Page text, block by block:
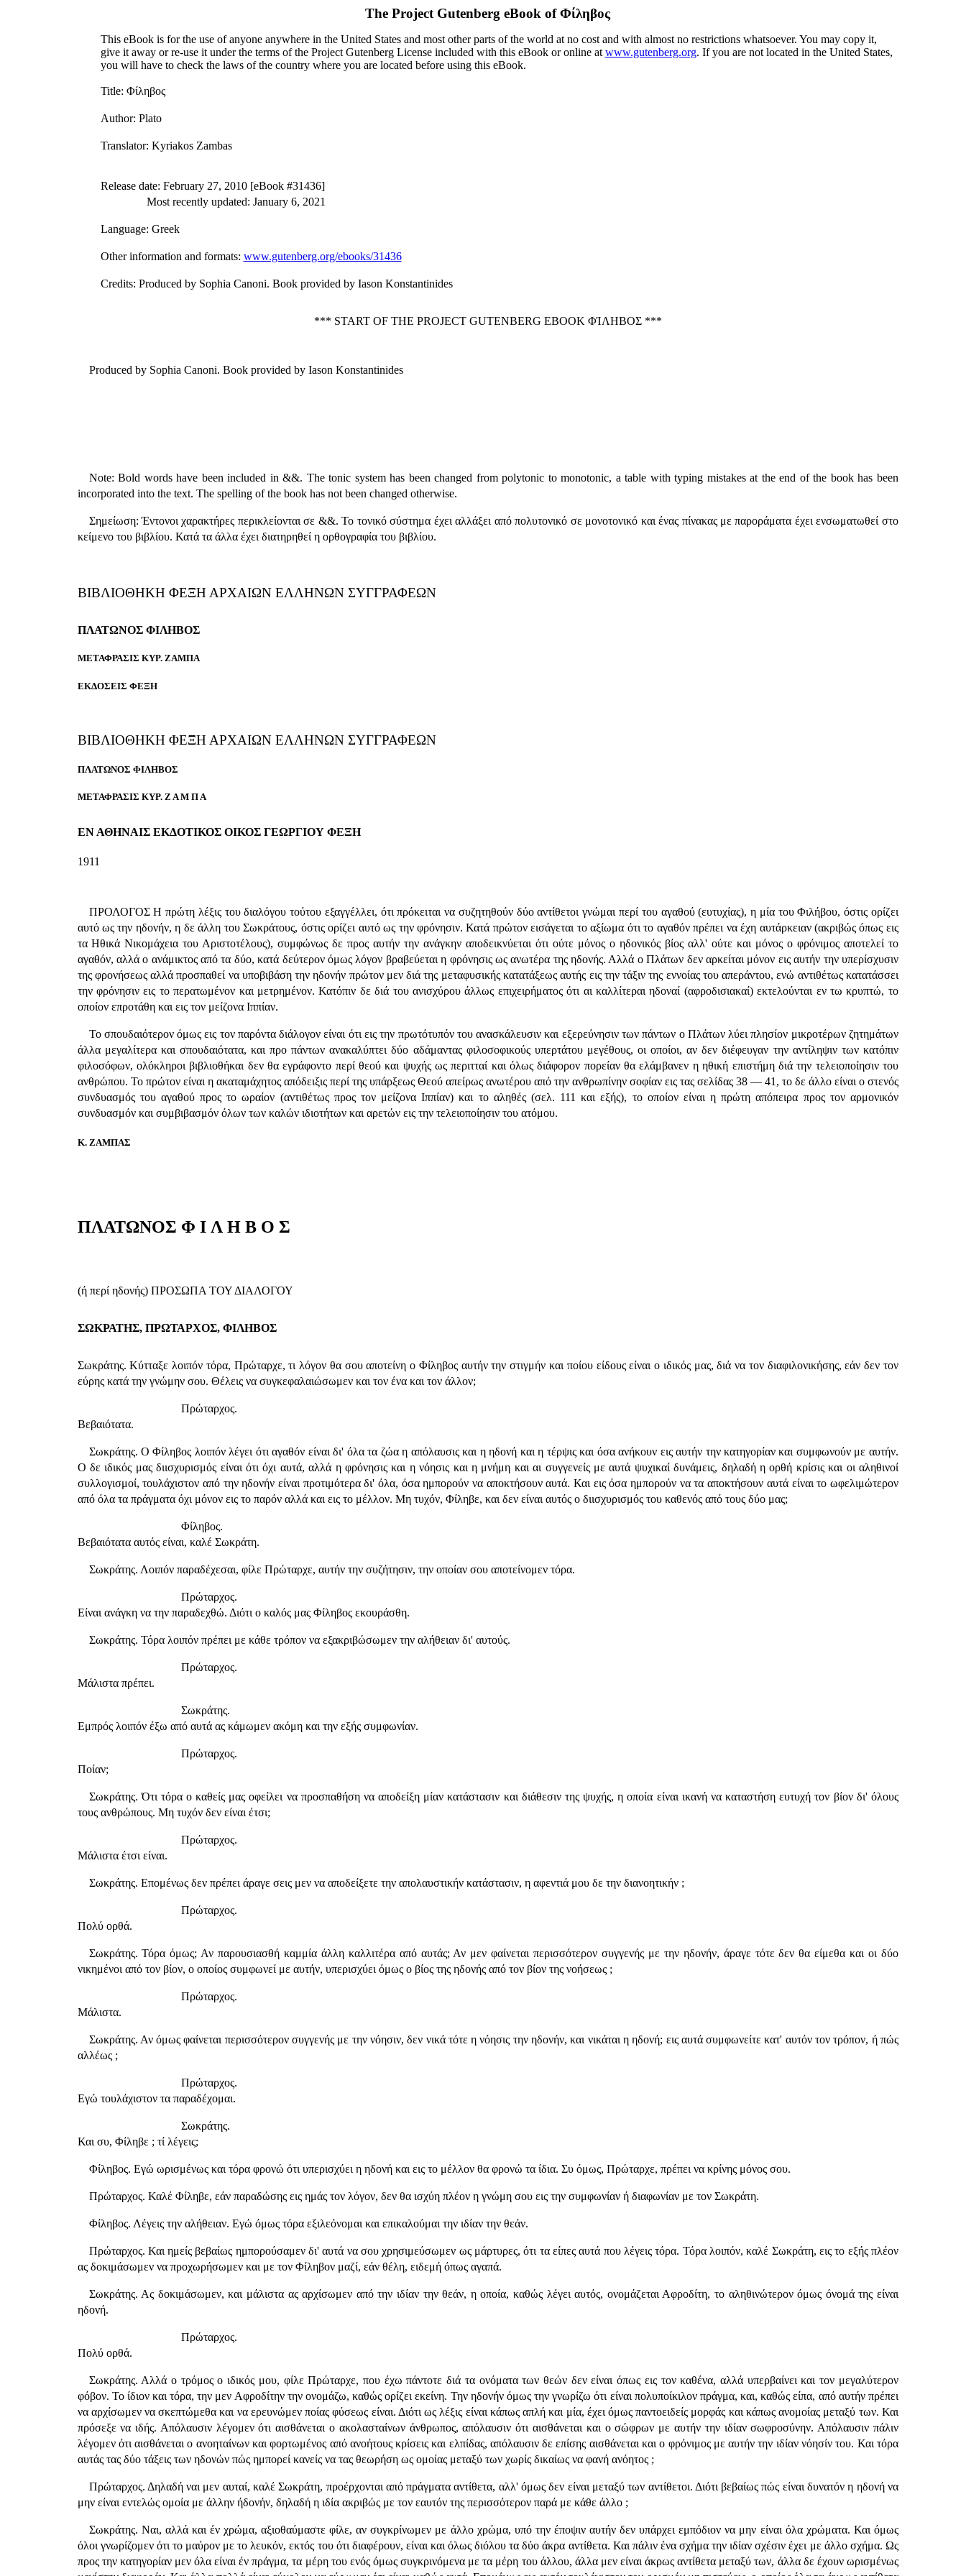
The Project Gutenberg eBook ofΦίληβος
This eBook is for the use of anyone anywhere in the United States and most other parts of the world at no cost and with almost no restrictions whatsoever. You may copy it,
give it away or re-use it under the terms of the Project Gutenberg License included with this eBook or online at www.gutenberg.org. If you are not located in the United States,
you will have to check the laws of the country where you are located before using this eBook.
Title: Φίληβος
Author: Plato
Translator: Kyriakos Zambas
Release date: February 27, 2010 [eBook #31436]
Most recently updated: January 6, 2021
Language: Greek
Other information and formats: www.gutenberg.org/ebooks/31436
Credits: Produced by Sophia Canoni. Book provided by Iason Konstantinides
*** START OF THE PROJECT GUTENBERG EBOOK ΦΊΛΗΒΟΣ ***
Produced by Sophia Canoni. Book provided by Iason Konstantinides
Note: Bold words have been included in &&. The tonic system has been changed from polytonic to monotonic, a table with typing mistakes at the end of the book has been
incorporated into the text. The spelling of the book has not been changed otherwise.
Σημείωση: Έντονοι χαρακτήρες περικλείονται σε &&. Το τονικό σύστημα έχει αλλάξει από πολυτονικό σε μονοτονικό και ένας πίνακας με παροράματα έχει ενσωματωθεί στο
κείμενο του βιβλίου. Κατά τα άλλα έχει διατηρηθεί η ορθογραφία του βιβλίου.
ΒΙΒΛΙΟΘΗΚΗ ΦΕΞΗ ΑΡΧΑΙΩΝ ΕΛΛΗΝΩΝ ΣΥΓΓΡΑΦΕΩΝ
ΠΛΑΤΩΝΟΣ ΦΙΛΗΒΟΣ
ΜΕΤΑΦΡΑΣΙΣ ΚΥΡ. ΖΑΜΠΑ
ΕΚΔΟΣΕΙΣ ΦΕΞΗ
ΒΙΒΛΙΟΘΗΚΗ ΦΕΞΗ ΑΡΧΑΙΩΝ ΕΛΛΗΝΩΝ ΣΥΓΓΡΑΦΕΩΝ
ΠΛΑΤΩΝΟΣ ΦΙΛΗΒΟΣ
ΜΕΤΑΦΡΑΣΙΣ ΚΥΡ. Ζ Α Μ Π Α
ΕΝ ΑΘΗΝΑΙΣ ΕΚΔΟΤΙΚΟΣ ΟΙΚΟΣ ΓΕΩΡΓΙΟΥ ΦΕΞΗ
1911
ΠΡΟΛΟΓΟΣ Η πρώτη λέξις του διαλόγου τούτου εξαγγέλλει, ότι πρόκειται να συζητηθούν δύο αντίθετοι γνώμαι περί του αγαθού (ευτυχίας), η μία του Φιλήβου, όστις ορίζει
αυτό ως την ηδονήν, η δε άλλη του Σωκράτους, όστις ορίζει αυτό ως την φρόνησιν. Κατά πρώτον εισάγεται το αξίωμα ότι το αγαθόν πρέπει να έχη αυτάρκειαν (ακριβώς όπως εις
τα Ηθικά Νικομάχεια του Αριστοτέλους), συμφώνως δε προς αυτήν την ανάγκην αποδεικνύεται ότι ούτε μόνος ο ηδονικός βίος αλλ' ούτε και μόνος ο φρόνιμος αποτελεί το
αγαθόν, αλλά ο ανάμικτος από τα δύο, κατά δεύτερον όμως λόγον βραβεύεται η φρόνησις ως ανωτέρα της ηδονής. Αλλά ο Πλάτων δεν αρκείται μόνον εις αυτήν την υπερίσχυσιν
της φρονήσεως αλλά προσπαθεί να υποβιβάση την ηδονήν πρώτον μεν διά της μεταφυσικής κατατάξεως αυτής εις την τάξιν της εννοίας του απεράντου, ενώ αντιθέτως κατατάσσει
την φρόνησιν εις το περατωμένον και μετρημένον. Κατόπιν δε διά του ανισχύρου άλλως επιχειρήματος ότι αι καλλίτεραι ηδοναί (αφροδισιακαί) εκτελούνται εν τω κρυπτώ, το
οποίον επροτάθη και εις τον μείζονα Ιππίαν.
Το σπουδαιότερον όμως εις τον παρόντα διάλογον είναι ότι εις την πρωτότυπόν του ανασκάλευσιν και εξερεύνησιν των πάντων ο Πλάτων λύει πλησίον μικροτέρων ζητημάτων
άλλα μεγαλίτερα και σπουδαιότατα, και προ πάντων ανακαλύπτει δύο αδάμαντας φιλοσοφικούς υπερτάτου μεγέθους, οι οποίοι, αν δεν διέφευγαν την αντίληψιν των κατόπιν
φιλοσόφων, ολόκληροι βιβλιοθήκαι δεν θα εγράφοντο περί θεού και ψυχής ως περιτταί και όλως διάφορον πορείαν θα ελάμβανεν η ηθική επιστήμη διά την τελειοποίησιν του
ανθρώπου. Το πρώτον είναι η ακαταμάχητος απόδειξις περί της υπάρξεως Θεού απείρως ανωτέρου από την ανθρωπίνην σοφίαν εις τας σελίδας 38 — 41, το δε άλλο είναι ο στενός
συνδυασμός του αγαθού προς το ωραίον (αντιθέτως προς τον μείζονα Ιππίαν) και το αληθές (σελ. 111 και εξής), το οποίον είναι η πρώτη απόπειρα προς τον αρμονικόν
συνδυασμόν και συμβιβασμόν όλων των καλών ιδιοτήτων και αρετών εις την τελειοποίησιν του ατόμου.
Κ. ΖΑΜΠΑΣ
ΠΛΑΤΩΝΟΣ Φ I Λ Η Β Ο Σ
(ή περί ηδονής) ΠΡΟΣΩΠΑ ΤΟΥ ΔΙΑΛΟΓΟΥ
ΣΩΚΡΑΤΗΣ, ΠΡΩΤΑΡΧΟΣ, ΦΙΛΗΒΟΣ
Σωκράτης. Κύτταξε λοιπόν τόρα, Πρώταρχε, τι λόγον θα σου αποτείνη ο Φίληβος αυτήν την στιγμήν και ποίου είδους είναι ο ιδικός μας, διά να τον διαφιλονικήσης, εάν δεν τον
εύρης κατά την γνώμην σου. Θέλεις να συγκεφαλαιώσωμεν και τον ένα και τον άλλον;
Πρώταρχος.
Βεβαιότατα.
Σωκράτης. Ο Φίληβος λοιπόν λέγει ότι αγαθόν είναι δι' όλα τα ζώα η απόλαυσις και η ηδονή και η τέρψις και όσα ανήκουν εις αυτήν την κατηγορίαν και συμφωνούν με αυτήν.
Ο δε ιδικός μας διισχυρισμός είναι ότι όχι αυτά, αλλά η φρόνησις και η νόησις και η μνήμη και αι συγγενείς με αυτά ψυχικαί δυνάμεις, δηλαδή η ορθή κρίσις και οι αληθινοί
συλλογισμοί, τουλάχιστον από την ηδονήν είναι προτιμότερα δι' όλα, όσα ημπορούν να αποκτήσουν αυτά. Και εις όσα ημπορούν να τα αποκτήσουν αυτά είναι το ωφελιμώτερον
από όλα τα πράγματα όχι μόνον εις το παρόν αλλά και εις το μέλλον. Μη τυχόν, Φίληβε, και δεν είναι αυτός ο διισχυρισμός του καθενός από τους δύο μας;
Φίληβος.
Βεβαιότατα αυτός είναι, καλέ Σωκράτη.
Σωκράτης. Λοιπόν παραδέχεσαι, φίλε Πρώταρχε, αυτήν την συζήτησιν, την οποίαν σου αποτείνομεν τόρα.
Πρώταρχος.
Είναι ανάγκη να την παραδεχθώ. Διότι ο καλός μας Φίληβος εκουράσθη.
Σωκράτης. Τόρα λοιπόν πρέπει με κάθε τρόπον να εξακριβώσωμεν την αλήθειαν δι' αυτούς.
Πρώταρχος.
Μάλιστα πρέπει.
Σωκράτης.
Εμπρός λοιπόν έξω από αυτά ας κάμωμεν ακόμη και την εξής συμφωνίαν.
Πρώταρχος.
Ποίαν;
Σωκράτης. Ότι τόρα ο καθείς μας οφείλει να προσπαθήση να αποδείξη μίαν κατάστασιν και διάθεσιν της ψυχής, η οποία είναι ικανή να καταστήση ευτυχή τον βίον δι' όλους
τους ανθρώπους. Μη τυχόν δεν είναι έτσι;
Πρώταρχος.
Μάλιστα έτσι είναι.
Σωκράτης. Επομένως δεν πρέπει άραγε σεις μεν να αποδείξετε την απολαυστικήν κατάστασιν, η αφεντιά μου δε την διανοητικήν ;
Πρώταρχος.
Πολύ ορθά.
Σωκράτης. Τόρα όμως; Αν παρουσιασθή καμμία άλλη καλλιτέρα από αυτάς; Αν μεν φαίνεται περισσότερον συγγενής με την ηδονήν, άραγε τότε δεν θα είμεθα και οι δύο
νικημένοι από τον βίον, ο οποίος συμφωνεί με αυτήν, υπερισχύει όμως ο βίος της ηδονής από τον βίον της νοήσεως ;
Πρώταρχος.
Μάλιστα.
Σωκράτης. Αν όμως φαίνεται περισσότερον συγγενής με την νόησιν, δεν νικά τότε η νόησις την ηδονήν, και νικάται η ηδονή; εις αυτά συμφωνείτε κατ' αυτόν τον τρόπον, ή πώς
αλλέως ;
Πρώταρχος.
Εγώ τουλάχιστον τα παραδέχομαι.
Σωκράτης.
Και συ, Φίληβε ; τί λέγεις;
Φίληβος. Εγώ ωρισμένως και τόρα φρονώ ότι υπερισχύει η ηδονή και εις το μέλλον θα φρονώ τα ίδια. Συ όμως, Πρώταρχε, πρέπει να κρίνης μόνος σου.
Πρώταρχος. Καλέ Φίληβε, εάν παραδώσης εις ημάς τον λόγον, δεν θα ισχύη πλέον η γνώμη σου εις την συμφωνίαν ή διαφωνίαν με τον Σωκράτη.
Φίληβος. Λέγεις την αλήθειαν. Εγώ όμως τόρα εξιλεόνομαι και επικαλούμαι την ιδίαν την θεάν.
Πρώταρχος. Και ημείς βεβαίως ημπορούσαμεν δι' αυτά να σου χρησιμεύσωμεν ως μάρτυρες, ότι τα είπες αυτά που λέγεις τόρα. Τόρα λοιπόν, καλέ Σωκράτη, εις το εξής πλέον
ας δοκιμάσωμεν να προχωρήσωμεν και με τον Φίληβον μαζί, εάν θέλη, ειδεμή όπως αγαπά.
Σωκράτης. Ας δοκιμάσωμεν, και μάλιστα ας αρχίσωμεν από την ιδίαν την θεάν, η οποία, καθώς λέγει αυτός, ονομάζεται Αφροδίτη, το αληθινώτερον όμως όνομά της είναι
ηδονή.
Πρώταρχος.
Πολύ ορθά.
Σωκράτης. Αλλά ο τρόμος ο ιδικός μου, φίλε Πρώταρχε, που έχω πάντοτε διά τα ονόματα των θεών δεν είναι όπως εις τον καθένα, αλλά υπερβαίνει και τον μεγαλύτερον
φόβον. Το ίδιον και τόρα, την μεν Αφροδίτην την ονομάζω, καθώς ορίζει εκείνη. Την ηδονήν όμως την γνωρίζω ότι είναι πολυποίκιλον πράγμα, και, καθώς είπα, από αυτήν πρέπει
να αρχίσωμεν να σκεπτώμεθα και να ερευνώμεν ποίας φύσεως είναι. Διότι ως λέξις είναι κάπως απλή και μία, έχει όμως παντοειδείς μορφάς και κάπως ανομοίας μεταξύ των. Και
πρόσεξε να ιδής. Απόλαυσιν λέγομεν ότι αισθάνεται ο ακολασταίνων άνθρωπος, απόλαυσιν ότι αισθάνεται και ο σώφρων με αυτήν την ιδίαν σωφροσύνην. Απόλαυσιν πάλιν
λέγομεν ότι αισθάνεται ο ανοηταίνων και φορτωμένος από ανοήτους κρίσεις και ελπίδας, απόλαυσιν δε επίσης αισθάνεται και ο φρόνιμος με αυτήν την ιδίαν νόησίν του. Και τόρα
αυτάς τας δύο τάξεις των ηδονών πώς ημπορεί κανείς να τας θεωρήση ως ομοίας μεταξύ των χωρίς δικαίως να φανή ανόητος ;
Πρώταρχος. Δηλαδή ναι μεν αυταί, καλέ Σωκράτη, προέρχονται από πράγματα αντίθετα, αλλ' όμως δεν είναι μεταξύ των αντίθετοι. Διότι βεβαίως πώς είναι δυνατόν η ηδονή να
μην είναι εντελώς ομοία με άλλην ήδονήν, δηλαδή η ιδία ακριβώς με τον εαυτόν της περισσότερον παρά με κάθε άλλο ;
Σωκράτης. Ναι, αλλά και έν χρώμα, αξιοθαύμαστε φίλε, αν συγκρίνωμεν με άλλο χρώμα, υπό την έποψιν αυτήν δεν υπάρχει εμπόδιον να μην είναι όλα χρώματα. Και όμως
όλοι γνωρίζομεν ότι το μαύρον με το λευκόν, εκτός του ότι διαφέρουν, είναι και όλως διόλου τα δύο άκρα αντίθετα. Και πάλιν ένα σχήμα την ιδίαν σχέσιν έχει με άλλο σχήμα. Ως
προς την κατηγορίαν μεν όλα είναι έν πράγμα, τα μέρη του ενός όμως συγκρινόμενα με τα μέρη του άλλου, άλλα μεν είναι άκρως αντίθετα μεταξύ των, άλλα δε έχουν ωρισμένως